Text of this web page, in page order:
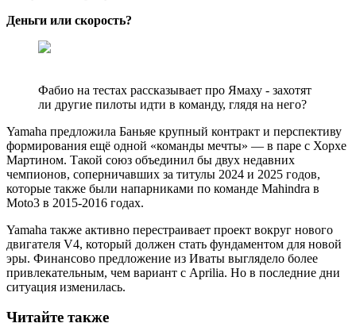
Деньги или скорость?
Фабио на тестах рассказывает про Ямаху - захотят
ли другие пилоты идти в команду, глядя на него?
Yamaha предложила Баньяе крупный контракт и перспективу
формирования ещё одной «команды мечты» — в паре с Хорхе
Мартином. Такой союз объединил бы двух недавних
чемпионов, соперничавших за титулы 2024 и 2025 годов,
которые также были напарниками по команде Mahindra в
Moto3 в 2015-2016 годах.
Yamaha также активно перестраивает проект вокруг нового
двигателя V4, который должен стать фундаментом для новой
эры. Финансово предложение из Иваты выглядело более
привлекательным, чем вариант с Aprilia. Но в последние дни
ситуация изменилась.
Читайте также